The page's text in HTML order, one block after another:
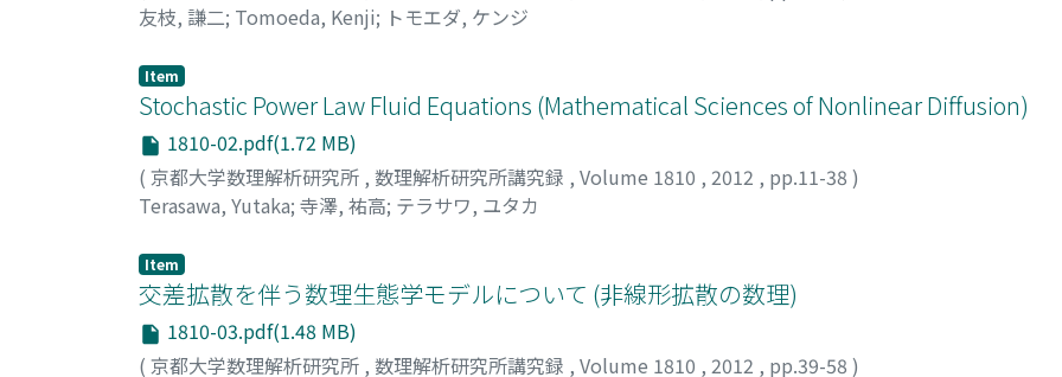
友枝, 謙二; Tomoeda, Kenji; トモエダ, ケンジ
Item
Stochastic Power Law Fluid Equations (Mathematical Sciences of Nonlinear Diffusion)
1810-02.pdf(1.72 MB)
( 京都大学数理解析研究所 , 数理解析研究所講究録 , Volume 1810 , 2012 , pp.11-38 )
Terasawa, Yutaka; 寺澤, 祐高; テラサワ, ユタカ
Item
交差拡散を伴う数理生態学モデルについて (非線形拡散の数理)
1810-03.pdf(1.48 MB)
( 京都大学数理解析研究所 , 数理解析研究所講究録 , Volume 1810 , 2012 , pp.39-58 )